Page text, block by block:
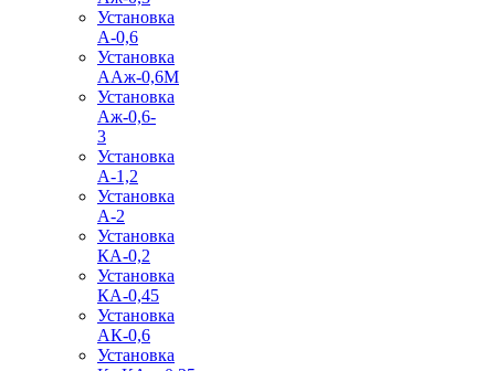
Установка
А-0,6
Установка
ААж-0,6М
Установка
Аж-0,6-
3
Установка
А-1,2
Установка
А-2
Установка
КА-0,2
Установка
КА-0,45
Установка
АК-0,6
Установка